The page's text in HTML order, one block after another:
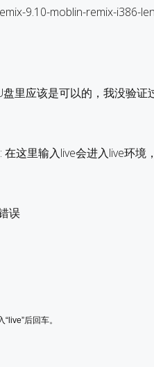
9.10-moblin-remix-i386-
里应该是可以的，我没验证
这里输入live会进入live环境
误
后回车。